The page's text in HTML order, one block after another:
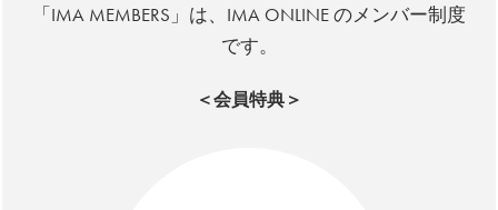
「IMA MEMBERS」は、IMA ONLINE のメンバー制度
です。
＜会員特典＞